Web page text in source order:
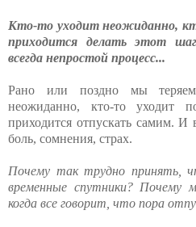
Кто-то уходит неожиданно,
приходится делать этот
всегда непростой процесс...
Рано или поздно мы
неожиданно, кто-то уходит
приходится отпускать самим. И
боль, сомнения, страх.
Почему так трудно принять,
временные спутники?
когда все говорит, что пора